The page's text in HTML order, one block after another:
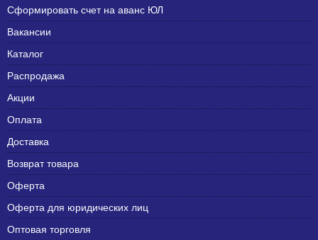
Сформировать счет на аванс ЮЛ
Вакансии
Каталог
Распродажа
Акции
Оплата
Доставка
Возврат товара
Оферта
Оферта для юридических лиц
Оптовая торговля